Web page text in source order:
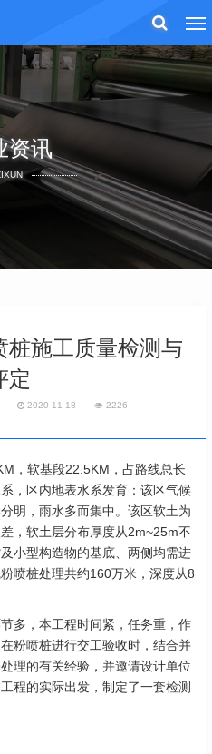
资讯
桩施工质量检测与
定
2020-11-18 2226
，软基段22.5KM，占路线总长
，区内地表水系发育：该区气候
明，雨水多而集中。该区软土为
，软土层分布厚度从2m~25m不
小型构造物的基底、两侧均需进
喷桩处理共约160万米，深度从8
多，本工程时间紧，任务重，作
粉喷桩进行交工验收时，结合并
理的有关经验，并邀请设计单位
程的实际出发，制定了一套检测